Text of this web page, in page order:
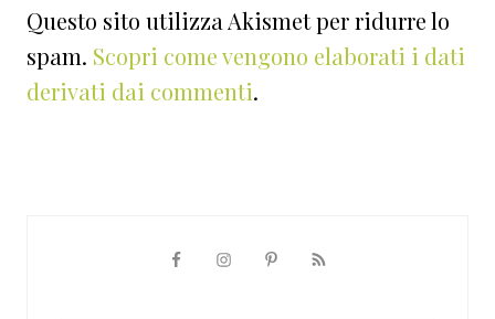
Questo sito utilizza Akismet per ridurre lo
spam. Scopri come vengono elaborati i dati
derivati dai commenti.